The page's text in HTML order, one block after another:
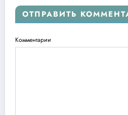
ОТПРАВИТЬ
Комментарии